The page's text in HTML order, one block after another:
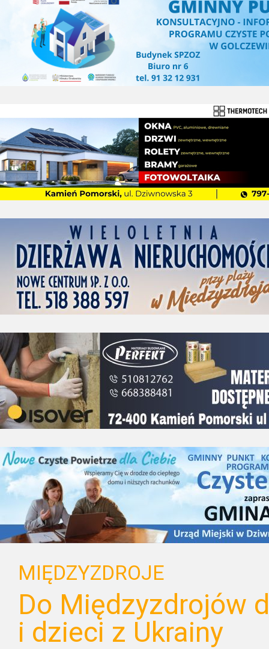
MIĘDZYZDROJE
Do Międzyzdrojów
i dzieci z Ukrainy